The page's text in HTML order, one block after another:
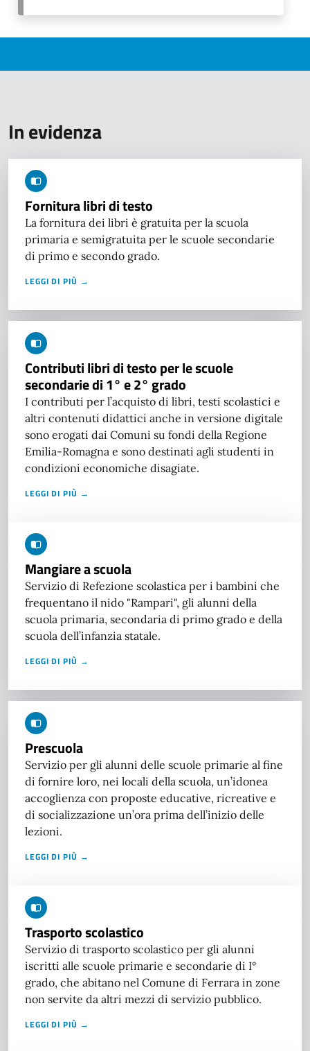
In evidenza
Fornitura libri di testo
La fornitura dei libri è gratuita per la scuola
primaria e semigratuita per le scuole secondarie
di primo e secondo grado.
LEGGI DI PIÙ →
Contributi libri di testo per le scuole
secondarie di 1° e 2° grado
I contributi per l’acquisto di libri, testi scolastici e
altri contenuti didattici anche in versione digitale
sono erogati dai Comuni su fondi della Regione
Emilia-Romagna e sono destinati agli studenti in
condizioni economiche disagiate.
LEGGI DI PIÙ →
Mangiare a scuola
Servizio di Refezione scolastica per i bambini che
frequentano il nido "Rampari", gli alunni della
scuola primaria, secondaria di primo grado e della
scuola dell’infanzia statale.
LEGGI DI PIÙ →
Prescuola
Servizio per gli alunni delle scuole primarie al fine
di fornire loro, nei locali della scuola, un’idonea
accoglienza con proposte educative, ricreative e
di socializzazione un’ora prima dell’inizio delle
lezioni.
LEGGI DI PIÙ →
Trasporto scolastico
Servizio di trasporto scolastico per gli alunni
iscritti alle scuole primarie e secondarie di I°
grado, che abitano nel Comune di Ferrara in zone
non servite da altri mezzi di servizio pubblico.
LEGGI DI PIÙ →